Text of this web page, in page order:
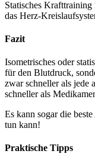
Statisches
das Herz-
Fazit
Isometrisches oder
für den Blutdruck,
zwar schneller als jede
schneller als
Es kann sogar die
tun kann!
Praktische Tipps